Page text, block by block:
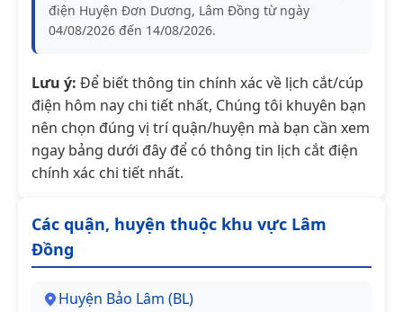
điện Huyện Đơn Dương, Lâm Đồng từ ngày
04/08/2026 đến 14/08/2026.
Lưu ý: Để biết thông tin chính xác về lịch cắt/cúp
điện hôm nay chi tiết nhất, Chúng tôi khuyên bạn
nên chọn đúng vị trí quận/huyện mà bạn cần xem
ngay bảng dưới đây để có thông tin lịch cắt điện
chính xác chi tiết nhất.
Các quận, huyện thuộc khu vực Lâm
Đồng
Huyện Bảo Lâm (BL)